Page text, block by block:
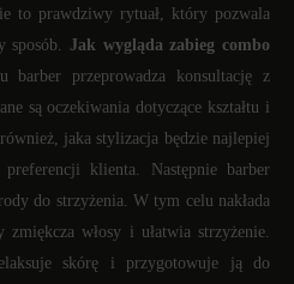
to prawdziwy rytuał, który pozwala
sposób. Jak wygląda zabieg combo
barber przeprowadza konsultację z
są oczekiwania dotyczące kształtu i
jaka stylizacja będzie najlepiej
klienta. Następnie barber
do strzyżenia. W tym celu nakłada
włosy i ułatwia strzyżenie.
skórę i przygotowuje ją do